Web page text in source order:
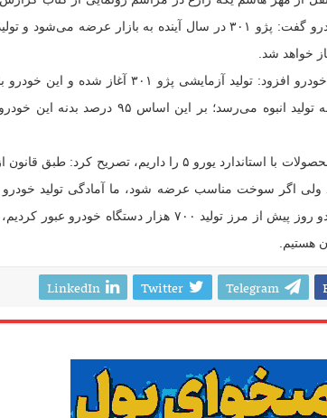
و مسئولیت اجتماعی ایران خودرو گفت: پژو ۳۰۱ در سال آینده به بازار عرضه
مدیرعامل گروه صنعتی ایران خودرو افزود: تولید آزمایشی پژو
بالای ۵۰ درصد در سال آینده به تولید انبوه می‌رسد؛ بر
وی با بیان اینکه آمادگی ارائه محصولات با استاندارد یورو ۵ را داریم،
هستیم؛ این در حالی است که دو روز پیش از مرز تولید ۷۰۰ هزار دستگاه
هستیم.
Telegram
Twitter
LinkedIn